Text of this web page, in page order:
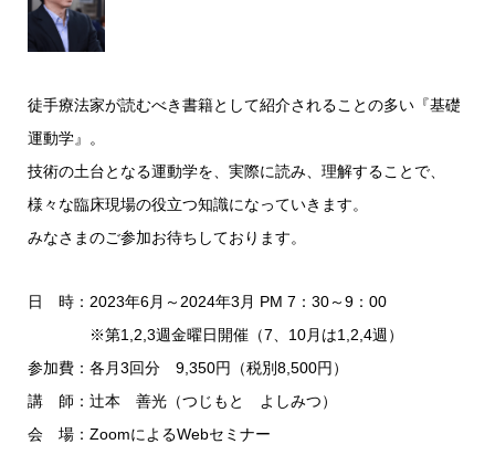
徒手療法家が読むべき書籍として紹介されることの多い『基礎
運動学』。
技術の土台となる運動学を、実際に読み、理解することで、
様々な臨床現場の役立つ知識になっていきます。
みなさまのご参加お待ちしております。
日 時：2023年6月～2024年3月 PM 7：30～9：00
※第1,2,3週金曜日開催（7、10月は1,2,4週）
参加費：各月3回分 9,350円（税別8,500円）
講 師：辻本 善光（つじもと よしみつ）
会 場：ZoomによるWebセミナー